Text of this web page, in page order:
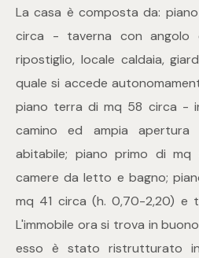
La casa è composta da:
circa - taverna con angolo
ripostiglio, locale caldaia,
quale si accede
piano terra di mq 58 circa -
camino ed ampia
abitabile; piano primo di
camere da letto e bagno;
mq 41 circa (h. 0,70-2,20) e
L'immobile ora si trova in
esso è stato ristrutturato
Totale
mq